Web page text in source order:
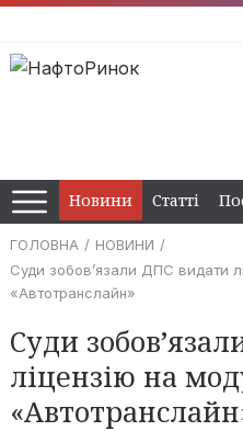
Новини Статті
ГОЛОВНА
НОВИНИ
Суди зобов’язали ДПС видати
«Автотранслайн»
Суди
ліцензію на